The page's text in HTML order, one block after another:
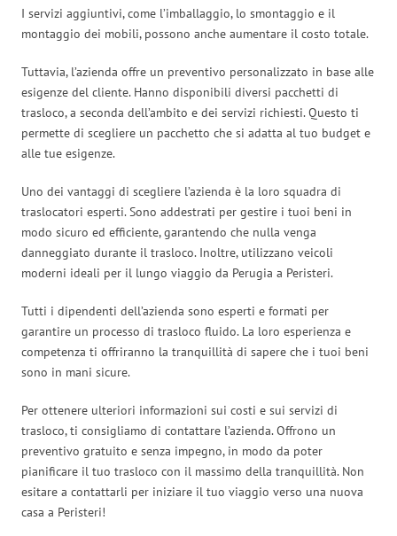
I servizi aggiuntivi, come l’imballaggio, lo smontaggio e il
montaggio dei mobili, possono anche aumentare il costo totale.
Tuttavia, l’azienda offre un preventivo personalizzato in base alle
esigenze del cliente. Hanno disponibili diversi pacchetti di
trasloco, a seconda dell’ambito e dei servizi richiesti. Questo ti
permette di scegliere un pacchetto che si adatta al tuo budget e
alle tue esigenze.
Uno dei vantaggi di scegliere l’azienda è la loro squadra di
traslocatori esperti. Sono addestrati per gestire i tuoi beni in
modo sicuro ed efficiente, garantendo che nulla venga
danneggiato durante il trasloco. Inoltre, utilizzano veicoli
moderni ideali per il lungo viaggio da Perugia a Peristeri.
Tutti i dipendenti dell’azienda sono esperti e formati per
garantire un processo di trasloco fluido. La loro esperienza e
competenza ti offriranno la tranquillità di sapere che i tuoi beni
sono in mani sicure.
Per ottenere ulteriori informazioni sui costi e sui servizi di
trasloco, ti consigliamo di contattare l’azienda. Offrono un
preventivo gratuito e senza impegno, in modo da poter
pianificare il tuo trasloco con il massimo della tranquillità. Non
esitare a contattarli per iniziare il tuo viaggio verso una nuova
casa a Peristeri!